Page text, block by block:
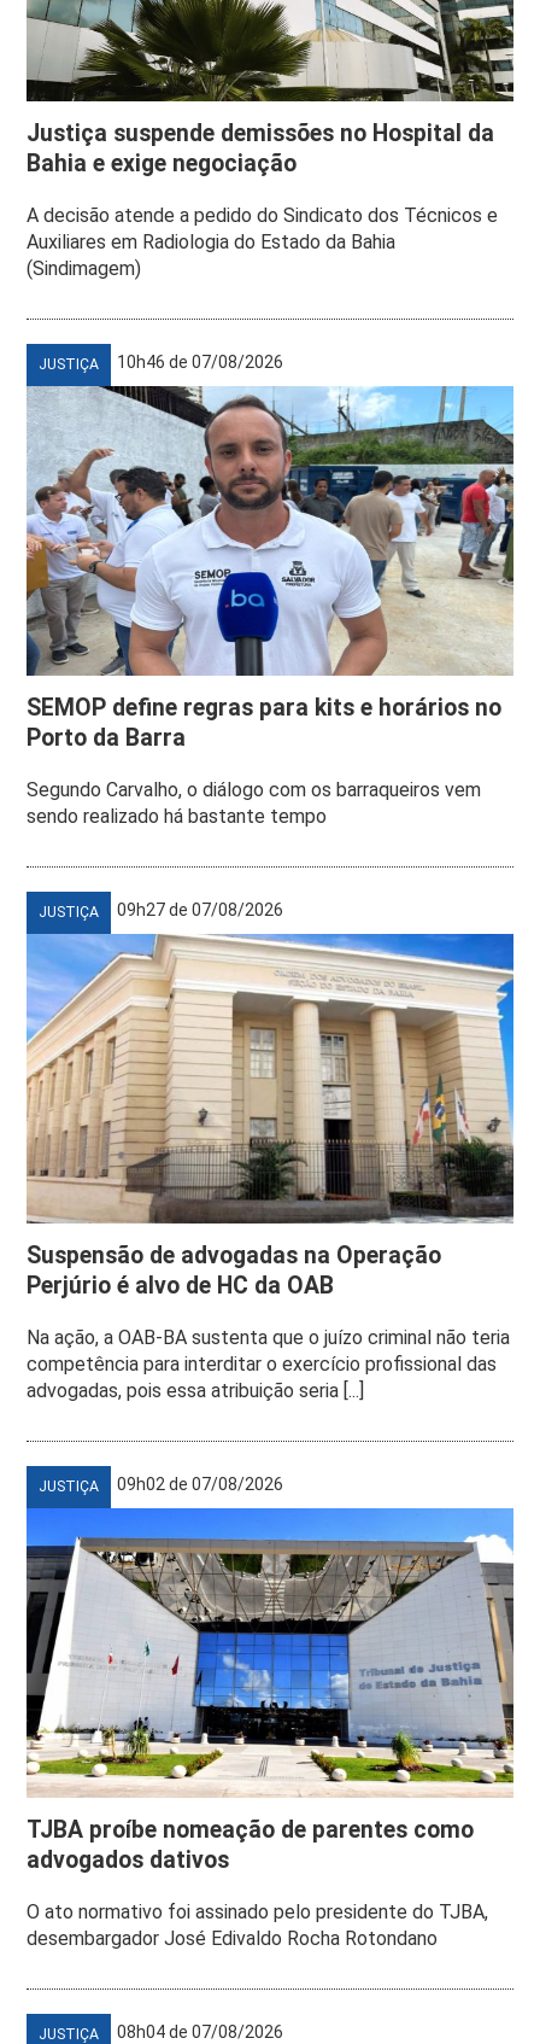
Justiça suspende demissões no Hospital da
Bahia e exige negociação
A decisão atende a pedido do Sindicato dos Técnicos e
Auxiliares em Radiologia do Estado da Bahia
(Sindimagem)
JUSTIÇA 10h46 de 07/08/2026
SEMOP define regras para kits e horários no
Porto da Barra
Segundo Carvalho, o diálogo com os barraqueiros vem
sendo realizado há bastante tempo
JUSTIÇA 09h27 de 07/08/2026
Suspensão de advogadas na Operação
Perjúrio é alvo de HC da OAB
Na ação, a OAB-BA sustenta que o juízo criminal não teria
competência para interditar o exercício profissional das
advogadas, pois essa atribuição seria [...]
JUSTIÇA 09h02 de 07/08/2026
TJBA proíbe nomeação de parentes como
advogados dativos
O ato normativo foi assinado pelo presidente do TJBA,
desembargador José Edivaldo Rocha Rotondano
JUSTIÇA 08h04 de 07/08/2026